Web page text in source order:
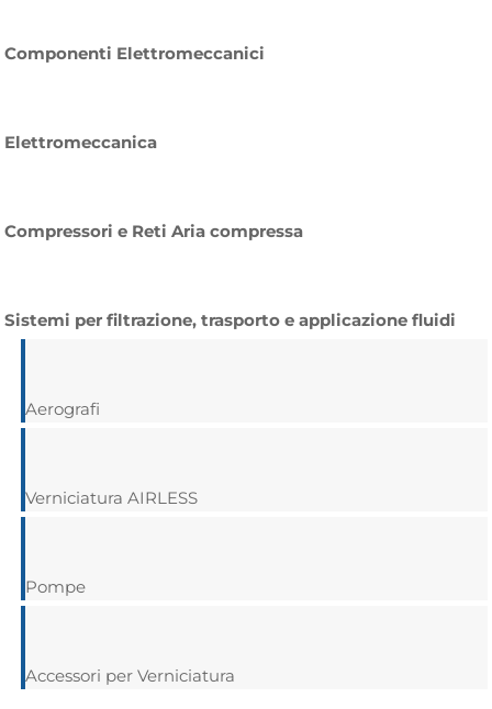
Componenti Elettromeccanici
Elettromeccanica
Compressori e Reti Aria compressa
Sistemi per filtrazione, trasporto e applicazione fluidi
Aerografi
Verniciatura AIRLESS
Pompe
Accessori per Verniciatura